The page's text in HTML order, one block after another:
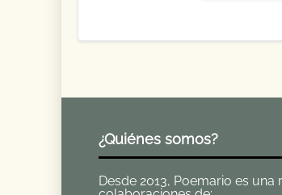
¿Quiénes somos?
Desde 2013, Poemario es